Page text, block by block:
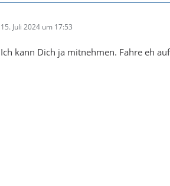
15. Juli 2024 um 17:53
Ich kann Dich ja mitnehmen. Fahre eh